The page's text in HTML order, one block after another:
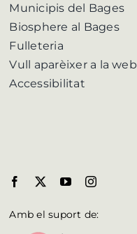
Municipis del Bages
Biosphere al Bages
Fulleteria
Vull aparèixer a la web
Accessibilitat
Amb el suport de: